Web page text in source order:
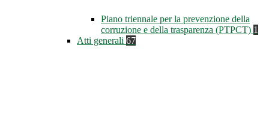
Piano triennale per la prevenzione della
corruzione e della trasparenza (PTPCT) 1
Atti generali 67